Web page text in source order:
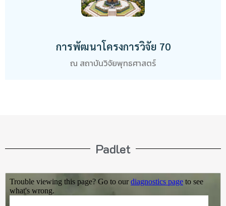
การพัฒนาโครงการวิจัย 70
ณ สถาบันวิจัยพุทธศาสตร์
Padlet